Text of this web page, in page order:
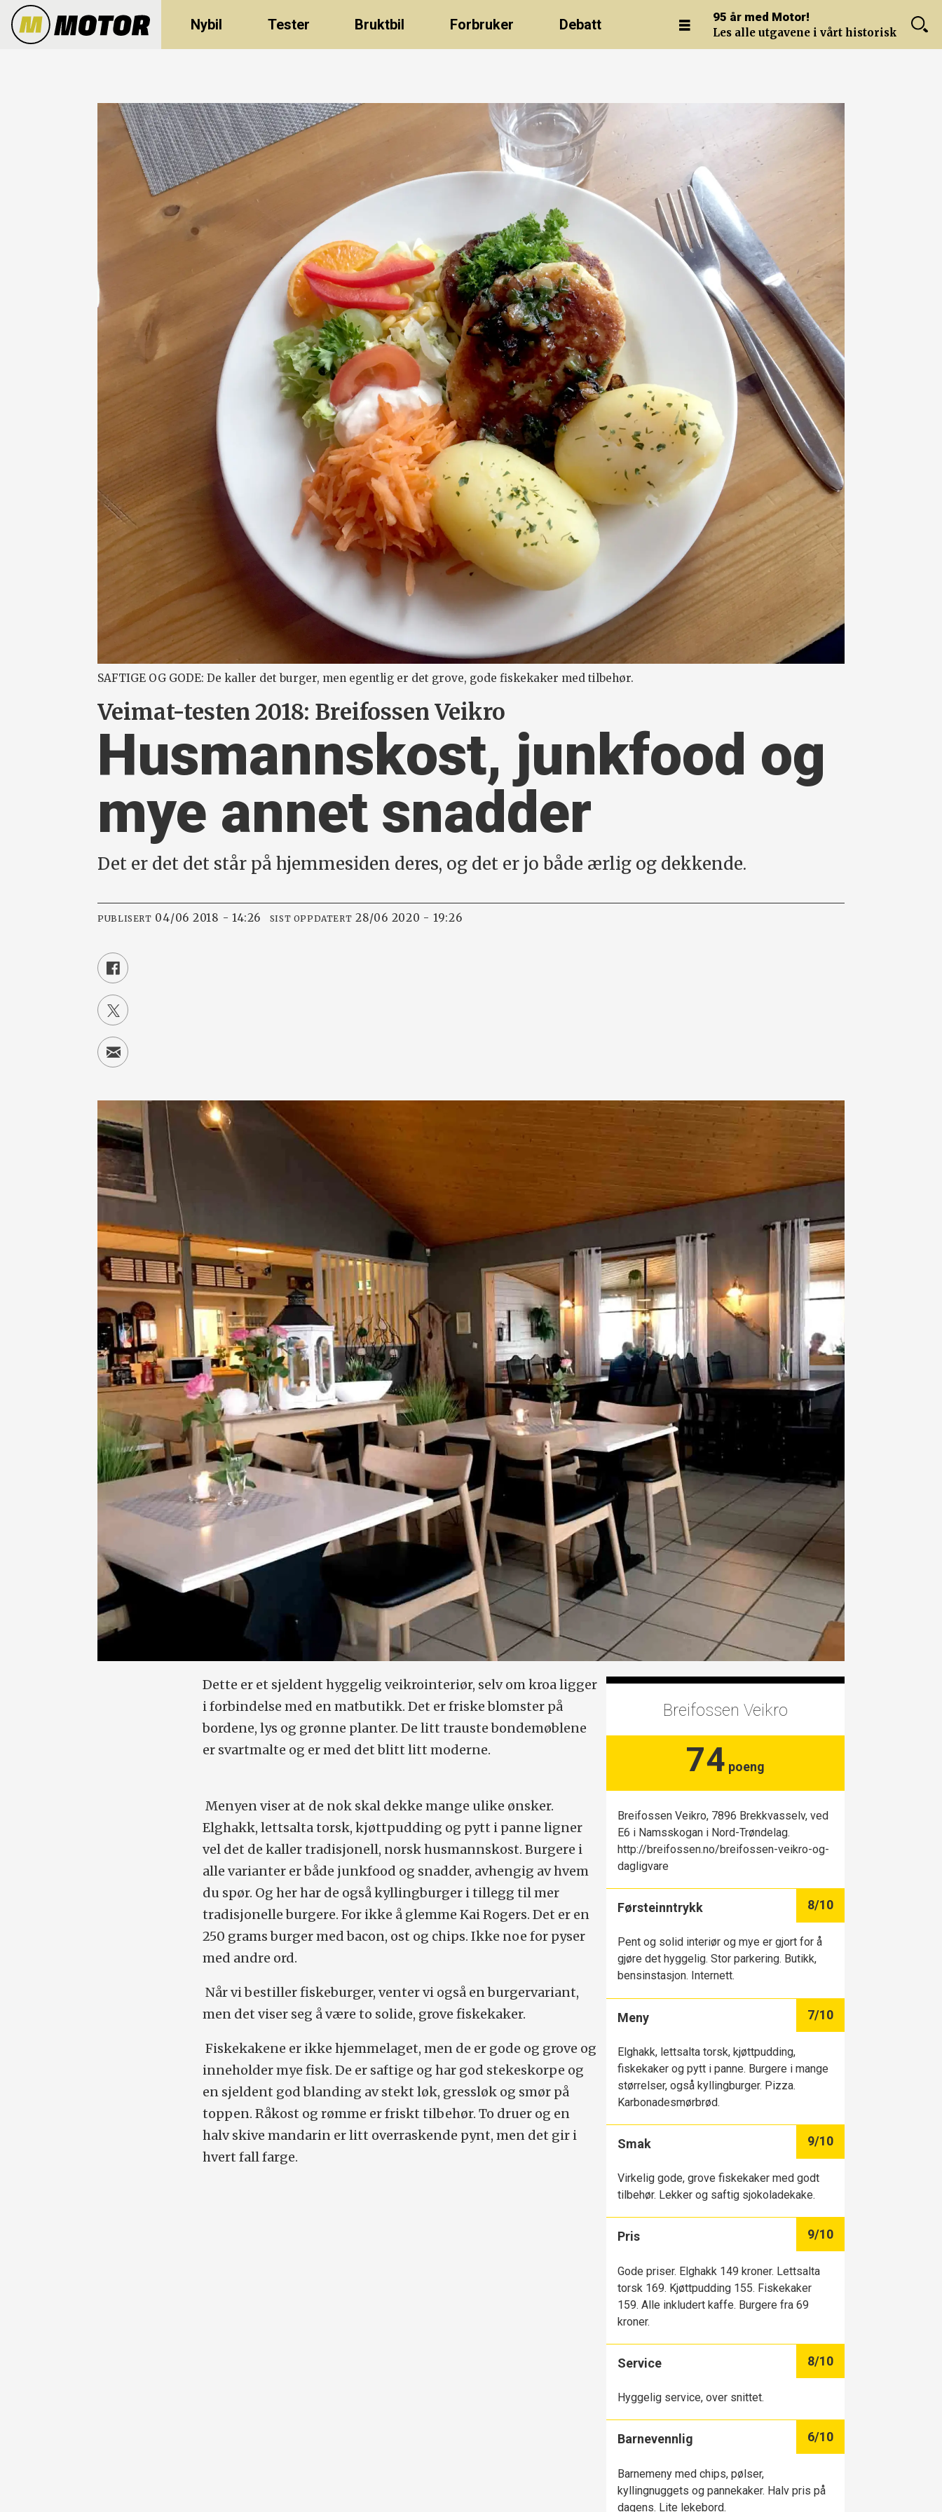
Nybil Tester Bruktbil Forbruker Debatt 95 år med Motor!
Les alle utgavene i vårt historiske arkiv.
SAFTIGE OG GODE: De kaller det burger, men egentlig er det grove, gode fiskekaker med tilbehør.
Veimat-testen 2018: Breifossen Veikro
Husmannskost, junkfood og
mye annet snadder
Det er det det står på hjemmesiden deres, og det er jo både ærlig og dekkende.
PUBLISERT 04/06 2018 - 14:26 SIST OPPDATERT 28/06 2020 - 19:26
Breifossen Veikro
74 poeng
Breifossen Veikro, 7896 Brekkvasselv, ved
E6 i Namsskogan i Nord-Trøndelag.
http://breifossen.no/breifossen-veikro-og-
dagligvare
Førsteinntrykk 8/10
Pent og solid interiør og mye er gjort for å
gjøre det hyggelig. Stor parkering. Butikk,
bensinstasjon. Internett.
Meny 7/10
Elghakk, lettsalta torsk, kjøttpudding,
fiskekaker og pytt i panne. Burgere i mange
størrelser, også kyllingburger. Pizza.
Karbonadesmørbrød.
Smak 9/10
Virkelig gode, grove fiskekaker med godt
tilbehør. Lekker og saftig sjokoladekake.
Pris 9/10
Gode priser. Elghakk 149 kroner. Lettsalta
torsk 169. Kjøttpudding 155. Fiskekaker
159. Alle inkludert kaffe. Burgere fra 69
kroner.
Service 8/10
Hyggelig service, over snittet.
Barnevennlig 6/10
Barnemeny med chips, pølser,
kyllingnuggets og pannekaker. Halv pris på
dagens. Lite lekebord.
Dette er et sjeldent hyggelig veikrointeriør, selv om kroa ligger
i forbindelse med en matbutikk. Det er friske blomster på
bordene, lys og grønne planter. De litt trauste bondemøblene
er svartmalte og er med det blitt litt moderne.
Menyen viser at de nok skal dekke mange ulike ønsker.
Elghakk, lettsalta torsk, kjøttpudding og pytt i panne ligner
vel det de kaller tradisjonell, norsk husmannskost. Burgere i
alle varianter er både junkfood og snadder, avhengig av hvem
du spør. Og her har de også kyllingburger i tillegg til mer
tradisjonelle burgere. For ikke å glemme Kai Rogers. Det er en
250 grams burger med bacon, ost og chips. Ikke noe for pyser
med andre ord.
Når vi bestiller fiskeburger, venter vi også en burgervariant,
men det viser seg å være to solide, grove fiskekaker.
Fiskekakene er ikke hjemmelaget, men de er gode og grove og
inneholder mye fisk. De er saftige og har god stekeskorpe og
en sjeldent god blanding av stekt løk, gressløk og smør på
toppen. Råkost og rømme er friskt tilbehør. To druer og en
halv skive mandarin er litt overraskende pynt, men det gir i
hvert fall farge.